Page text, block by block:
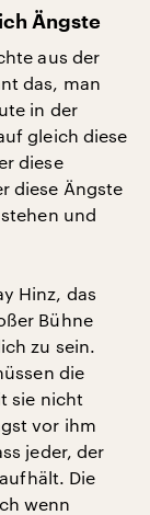
Ängste
aus der
das, man
in der
gleich diese
diese
diese Ängste
und
Hinz, das
Bühne
zu sein.
die
sie nicht
vor ihm
jeder, der
Die
wenn